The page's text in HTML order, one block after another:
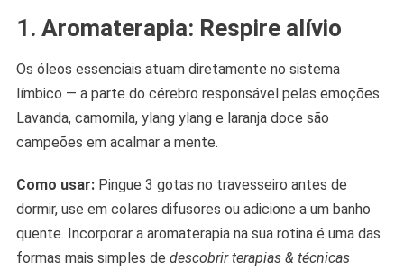
1. Aromaterapia: Respire alívio
Os óleos essenciais atuam diretamente no sistema
límbico — a parte do cérebro responsável pelas emoções.
Lavanda, camomila, ylang ylang e laranja doce são
campeões em acalmar a mente.
Como usar:Pingue 3 gotas no travesseiro antes de
dormir, use em colares difusores ou adicione a um banho
quente. Incorporar a aromaterapia na sua rotina é uma das
formas mais simples de descobrir terapias & técnicas